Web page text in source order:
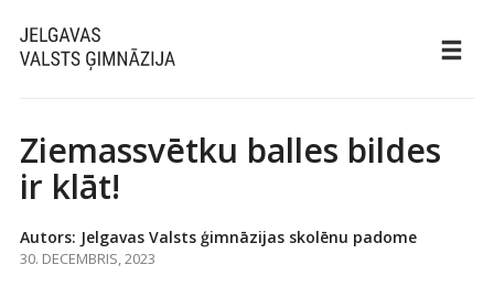
Ziemassvētku balles bildes
ir klāt!
Autors: Jelgavas Valsts ģimnāzijas skolēnu padome
30. DECEMBRIS, 2023